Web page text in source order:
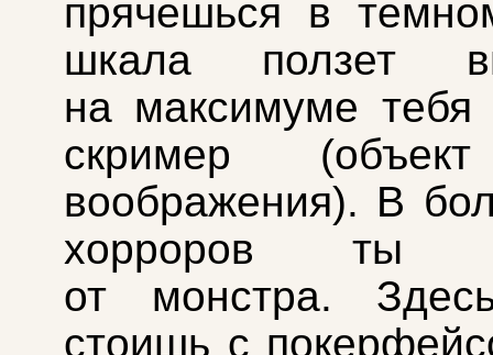
прячешься в
шкала ползет
на максимуме тебя
скример
воображения). В
хорроров ты
от монстра.
стоишь с